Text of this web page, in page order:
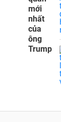
mới
nhất
của
ông
Trump